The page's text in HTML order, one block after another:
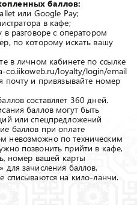
баллов:
или Google Pay;
в кафе;
разговоре с оператором
по которому искать вашу
в личном кабинете по ссылке
co.iikoweb.ru/loyalty/login/email
почту и привязывайте номер
составляет 360 дней.
баллов могут быть
или спецпредложений
баллов при оплате
невозможно по техническим
позвонить прийти в кафе,
номер вашей карты
для зачисления баллов.
списываются на кило-ланчи.